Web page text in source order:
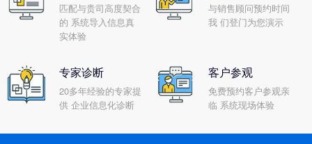
匹配与贵司高度契合
的 系统导入信息真
实体验
与销售顾问预约时间
我 们登门为您演示
专家诊断
20多年经验的专家提
供 企业信息化诊断
客户参观
免费预约客户参观亲
临 系统现场体验